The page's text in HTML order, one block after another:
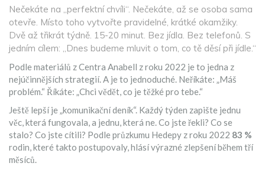
Nečekáte na „perfektní chvíli“. Nečekáte, až se osoba sama
otevře. Místo toho vytvořte pravidelné, krátké okamžiky.
Dvě až třikrát týdně. 15-20 minut. Bez jídla. Bez telefonů. S
jedním cílem: „Dnes budeme mluvit o tom, co tě děsí při jídle.“
Podle materiálů z Centra Anabell z roku 2022 je to jedna z
nejúčinnějších strategií. A je to jednoduché. Neříkáte: „Máš
problém.“ Říkáte: „Chci vědět, co je těžké pro tebe.“
Ještě lepší je „komunikační deník“. Každý týden zapište jednu
věc, která fungovala, a jednu, která ne. Co jste řekli? Co se
stalo? Co jste cítili? Podle průzkumu Hedepy z roku 2022 83 %
rodin, které takto postupovaly, hlásí výrazné zlepšení během tří
měsíců.